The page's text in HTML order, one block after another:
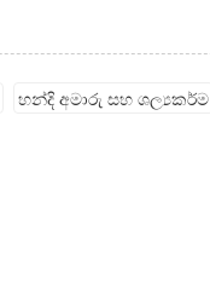
හන්දි අමාරු සහ ශල්‍යකර්ම